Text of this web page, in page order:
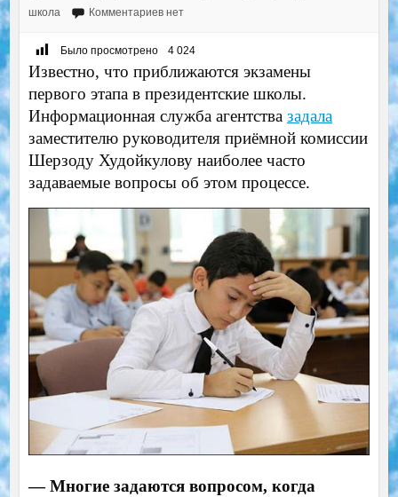
школа
Комментариев нет
Было просмотрено 4 024
Известно, что приближаются экзамены
первого этапа в президентские школы.
Информационная служба агентства задала
заместителю руководителя приёмной комиссии
Шерзоду Худойкулову наиболее часто
задаваемые вопросы об этом процессе.
— Многие задаются вопросом, когда